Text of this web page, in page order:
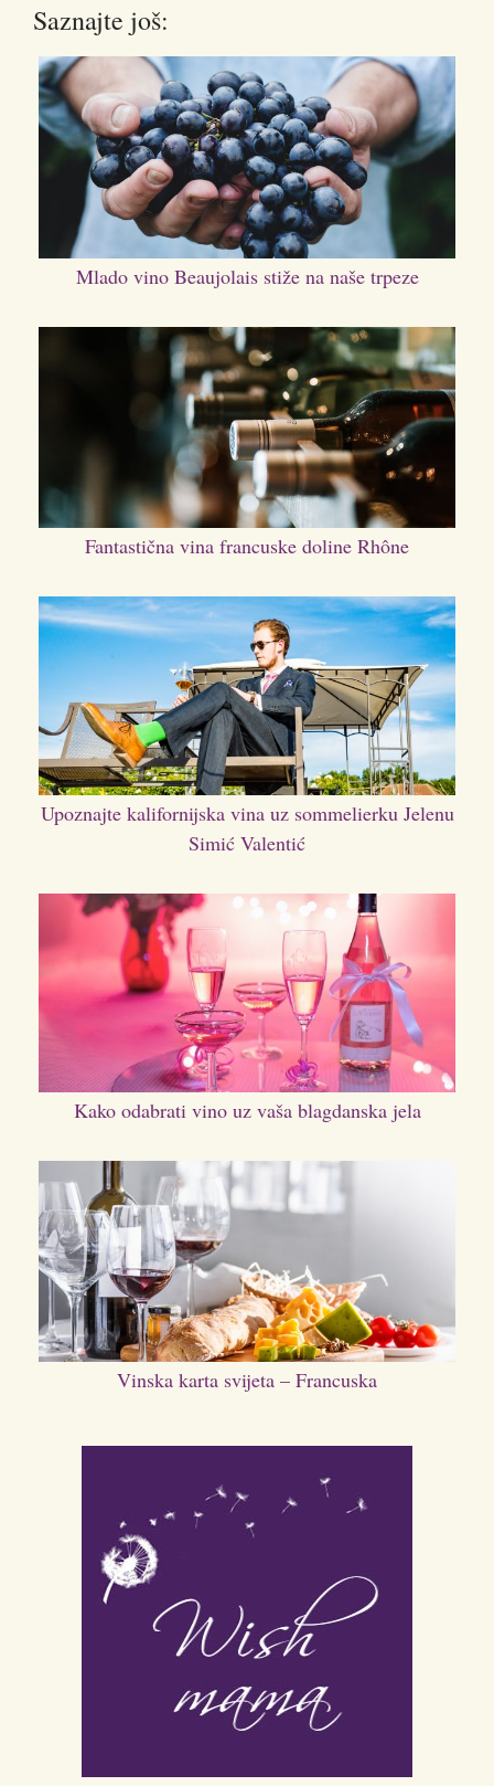
Saznajte još:
Mlado vino Beaujolais stiže na naše trpeze
Fantastična vina francuske doline Rhône
Upoznajte kalifornijska vina uz sommelierku Jelenu
Simić Valentić
Kako odabrati vino uz vaša blagdanska jela
Vinska karta svijeta – Francuska